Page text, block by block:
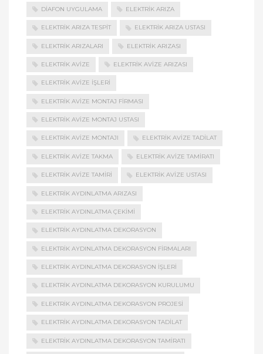
DIAFON UYGULAMA ELEKTRIK ARIZA
ELEKTRIK ARIZA TESPIT ELEKTRIK ARIZA USTASI
ELEKTRIK ARIZALARI ELEKTRIK ARIZASI
ELEKTRIK AVIZE ELEKTRIK AVIZE ARIZASI
ELEKTRIK AVIZE İŞLERI
ELEKTRIK AVIZE MONTAJ FIRMASI
ELEKTRIK AVIZE MONTAJ USTASI
ELEKTRIK AVIZE MONTAJI ELEKTRIK AVIZE TADILAT
ELEKTRIK AVIZE TAKMA ELEKTRIK AVIZE TAMIRATI
ELEKTRIK AVIZE TAMIRI ELEKTRIK AVIZE USTASI
ELEKTRIK AYDINLATMA ARIZASI
ELEKTRIK AYDINLATMA ÇEKIMI
ELEKTRIK AYDINLATMA DEKORASYON
ELEKTRIK AYDINLATMA DEKORASYON FIRMALARI
ELEKTRIK AYDINLATMA DEKORASYON İŞLERI
ELEKTRIK AYDINLATMA DEKORASYON KURULUMU
ELEKTRIK AYDINLATMA DEKORASYON PROJESI
ELEKTRIK AYDINLATMA DEKORASYON TADILAT
ELEKTRIK AYDINLATMA DEKORASYON TAMIRATI